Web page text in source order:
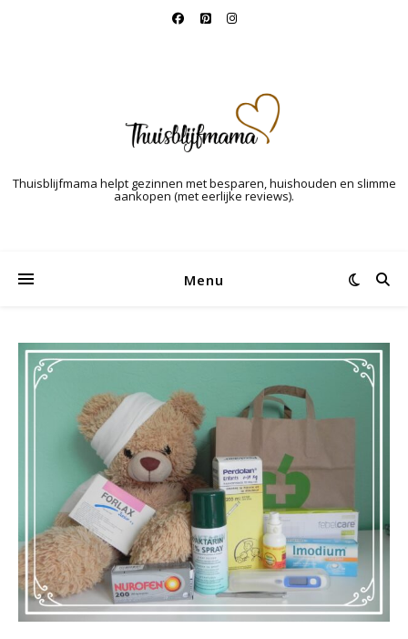
Thuisblijfmama helpt gezinnen met besparen, huishouden en slimme
aankopen (met eerlijke reviews).
Menu